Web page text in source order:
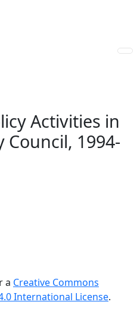
Activities in
Council, 1994-
a Creative Commons
International License.